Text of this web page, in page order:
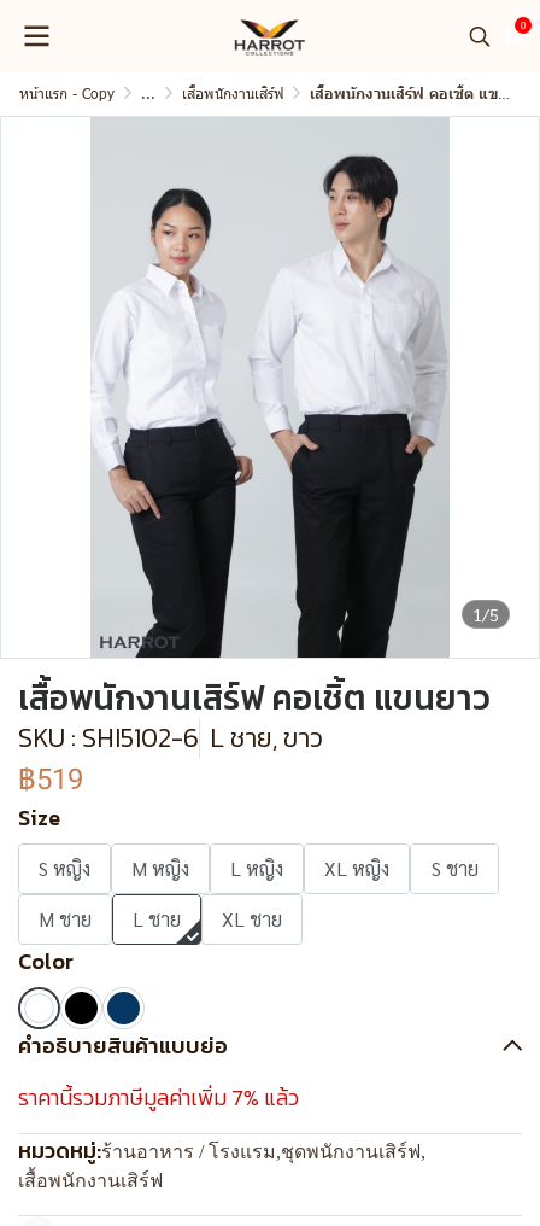
0
หน้าแรก - Copy ... เสื้อพนักงานเสิร์ฟ เสื้อพนักงานเสิร์ฟ คอเชิ้ต แขนยาว
1/5
เสื้อพนักงานเสิร์ฟ คอเชิ้ต แขนยาว
SKU : SHI5102-6 L ชาย, ขาว
฿519
Size
S หญิง M หญิง L หญิง XL หญิง
S ชาย
M ชาย
L ชาย XL ชาย
Color
คำอธิบายสินค้าแบบย่อ
ราคานี้รวมภาษีมูลค่าเพิ่ม 7% แล้ว
หมวดหมู่:ร้านอาหาร / โรงแรม,ชุดพนักงานเสิร์ฟ,
เสื้อพนักงานเสิร์ฟ